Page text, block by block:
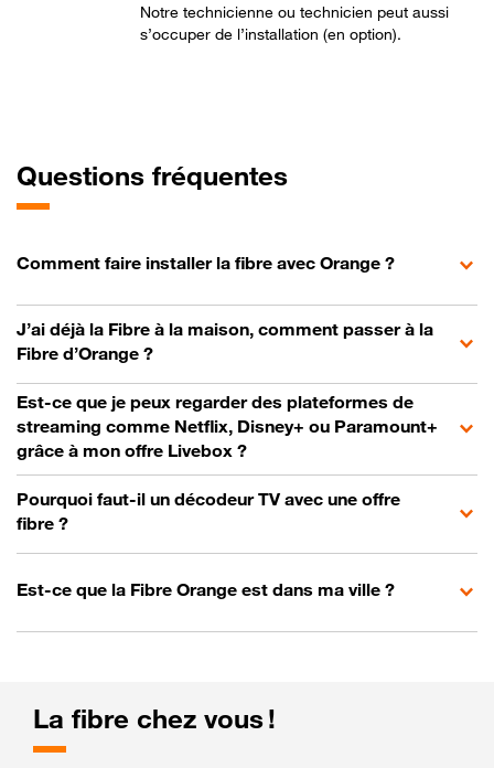
Notre technicienne ou technicien peut aussi
s’occuper de l’installation (en option).
Questions fréquentes
Comment faire installer la fibre avec Orange ?
J’ai déjà la Fibre à la maison, comment passer à la
Fibre d’Orange ?
Est-ce que je peux regarder des plateformes de
streaming comme Netflix, Disney+ ou Paramount+
grâce à mon offre Livebox ?
Pourquoi faut-il un décodeur TV avec une offre
fibre ?
Est-ce que la Fibre Orange est dans ma ville ?
La fibre chez vous !